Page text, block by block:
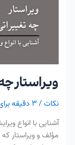
ویراستار
نکات/۳ دقیقه برای مطالعه
آشنایی با انواع
مؤلف و ویراستار